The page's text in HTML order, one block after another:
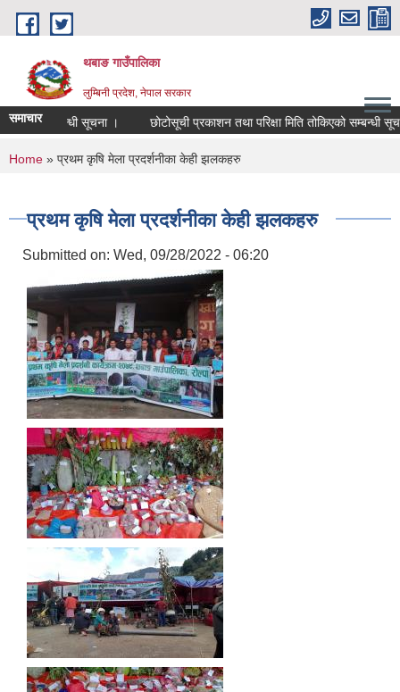
Skip to main content
थबाङ गाउँपालिका
लुम्बिनी प्रदेश, नेपाल सरकार
समाचार
हुने सम्बन्धी सूचना । छोटोसूची प्रकाशन तथा परिक्षा मिति तोकिएको सम्बन्धी सूचना ।
You are here
Home » प्रथम कृषि मेला प्रदर्शनीका केही झलकहरु
प्रथम कृषि मेला प्रदर्शनीका केही झलकहरु
Submitted on: Wed, 09/28/2022 - 06:20